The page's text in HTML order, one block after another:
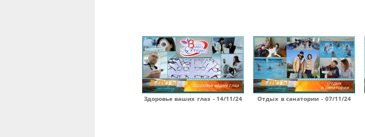
Здоровье ваших глаз - 14/11/24 Отдых в санатории - 07/11/24